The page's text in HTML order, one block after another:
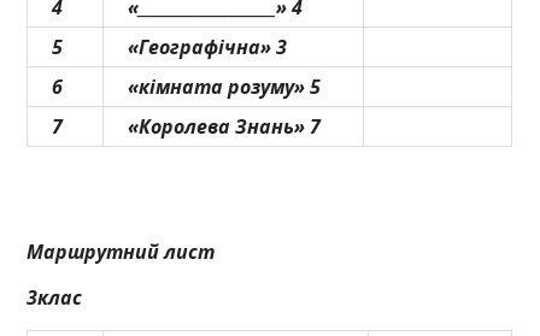
4
«___________________» 4
5
«Географічна» 3
6
«кімната розуму» 5
7
«Королева Знань» 7
Маршрутний лист
3клас